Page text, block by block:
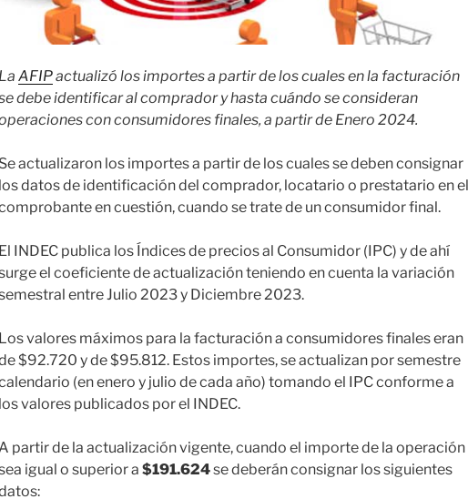
La AFIPactualizó los importes a partir de los cuales en la facturación
debe identificar al comprador y hasta cuándo se consideran
con consumidores finales, a partir de Enero 2024.
Se actualizaron los importes a partir de los cuales se deben consignar
los datos de identificación del comprador, locatario o prestatario en el
en cuestión, cuando se trate de un consumidor final.
El INDEC publica los Índices de precios al Consumidor (IPC) y de ahí
el coeficiente de actualización teniendo en cuenta la variación
entre Julio 2023 y Diciembre 2023.
Los valores máximos para la facturación a consumidores finales eran
$92.720 y de $95.812. Estos importes, se actualizan por semestre
(en enero y julio de cada año) tomando el IPC conforme a
los valores publicados por el INDEC.
partir de la actualización vigente, cuando el importe de la operación
igual o superior a $191.624se deberán consignar los siguientes